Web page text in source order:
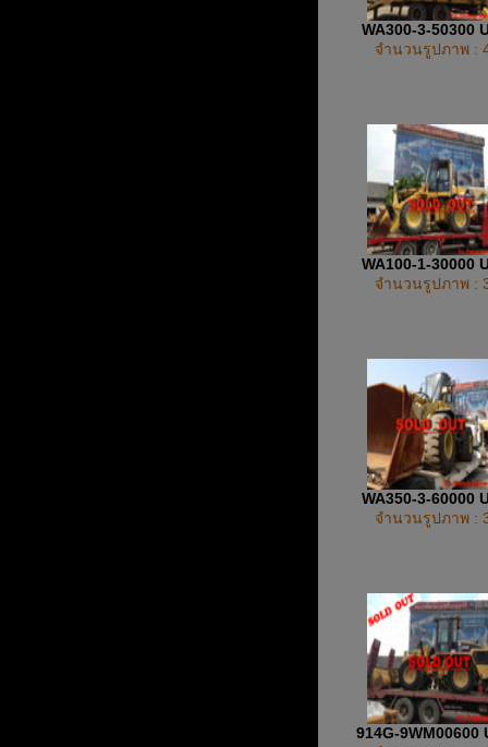
WA300-3-50300
จำนวนรูปภาพ :
WA100-1-30000
จำนวนรูปภาพ :
WA350-3-60000
จำนวนรูปภาพ :
914G-9WM00600